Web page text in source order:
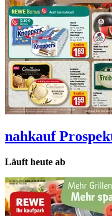
nahkauf
Läuft heute ab